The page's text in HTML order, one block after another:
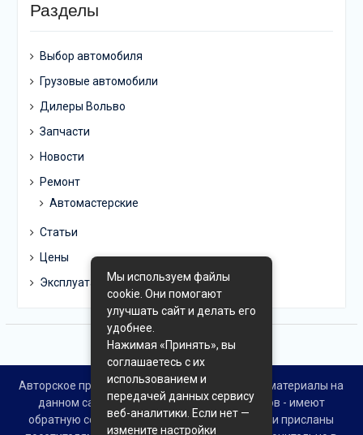
Разделы
Выбор автомобиля
Грузовые автомобили
Дилеры Вольво
Запчасти
Новости
Ремонт
Автомастерские
Статьи
Цены
Эксплуатация
Авторское право © Все права защищены. Все материалы на
данном сайте взяты из открытых источников - имеют
обратную ссылку на материал в интернете или присланы
Мы используем файлы
cookie. Они помогают
улучшать сайт и делать его
удобнее.
Нажимая «Принять», вы
соглашаетесь с их
использованием и
передачей данных сервису
веб-аналитики. Если нет —
измените настройки